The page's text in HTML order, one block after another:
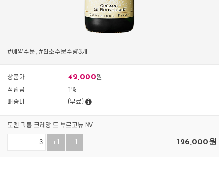
#예약주문, #최소주문수량3개
상품가 42,000원
적립금
1%
배송비
(무료)
도멘 피롱 크레망 드 부르고뉴 NV
+1 -1 126,000원